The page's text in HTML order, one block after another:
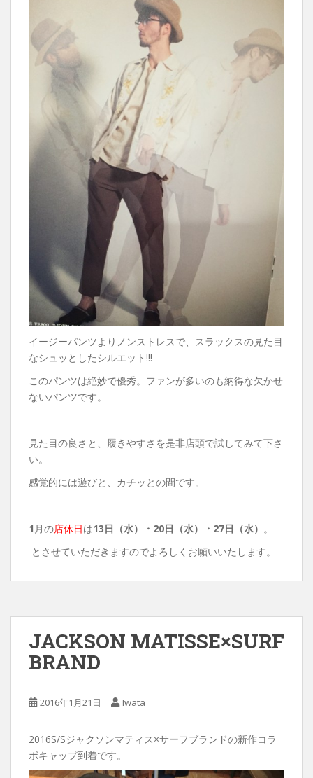
イージーパンツよりノンストレスで、スラックスの見た目
なシュッとしたシルエット!!!
このパンツは絶妙で優秀。ファンが多いのも納得な欠かせ
ないパンツです。
見た目の良さと、履きやすさを是非店頭で試してみて下さ
い。
感覚的には遊びと、カチッとの間です。
1 月の店休日は13日（水）・20日（水）・27日（水） 。
とさせていただきますのでよろしくお願いいたします。
JACKSON MATISSE×SURF
BRAND
2016年1月21日 Iwata
2016S/Sジャクソンマティス×サーフブランドの新作コラ
ボキャップ到着です。